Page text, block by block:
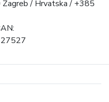
/ Hrvatska / +385